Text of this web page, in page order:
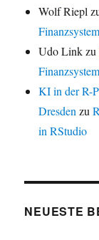
Wolf Riepl
Finanzsystem
Udo Linkzu
Finanzsystem
KI in der R-
Dresden zu
in RStudio
NEUESTE